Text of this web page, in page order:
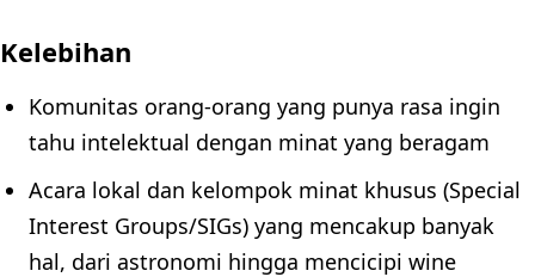
Kelebihan
Komunitas orang-orang yang punya rasa ingin
tahu intelektual dengan minat yang beragam
Acara lokal dan kelompok minat khusus (Special
Interest Groups/SIGs) yang mencakup banyak
hal, dari astronomi hingga mencicipi wine